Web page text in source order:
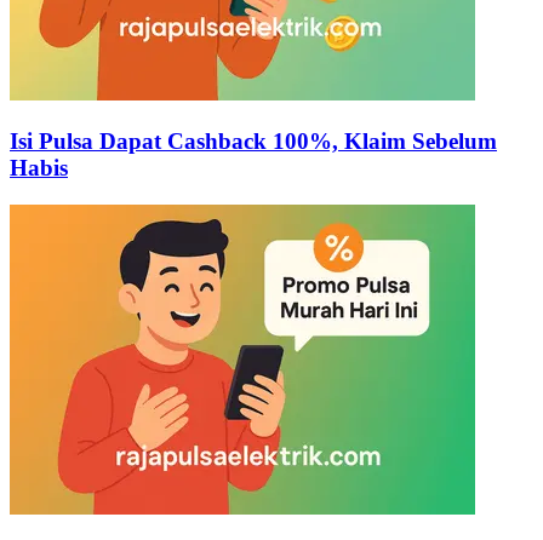
Isi Pulsa Dapat Cashback 100%, Klaim Sebelum
Habis